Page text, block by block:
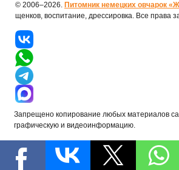
© 2006–2026. Питомник немецких овчарок
щенков, воспитание, дрессировка. Все права
Запрещено копирование любых материалов
графическую и видеоинформацию.